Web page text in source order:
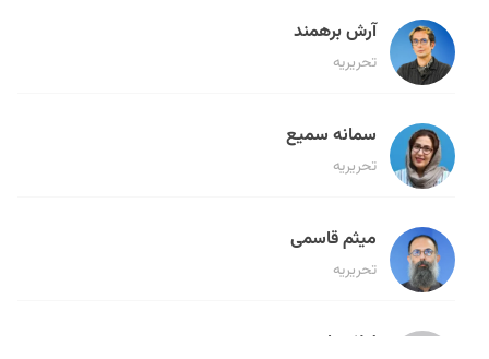
آرش برهمند
تحریریه
سمانه سمیع
تحریریه
میثم قاسمی
تحریریه
لیلا حنارود